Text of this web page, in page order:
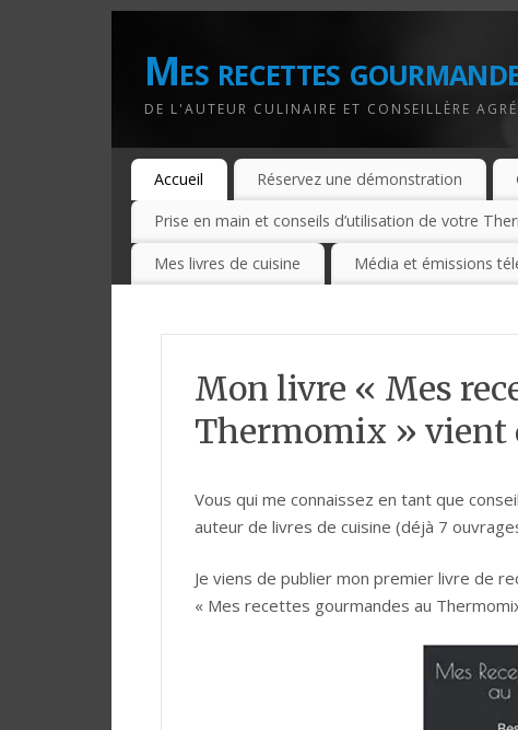
Mes recettes
DE L'AUTEUR CULINAIRE ET CONSEILLÈRE
Accueil Réservez une démonstration
Prise en main et conseils d’utilisation de votre
Mes livres de cuisine Média et émissions
Mon livre « Mes
Thermomix » vient
Vous qui me connaissez en tant que
auteur de livres de cuisine (déjà 7
Je viens de publier mon premier livre de
« Mes recettes gourmandes au